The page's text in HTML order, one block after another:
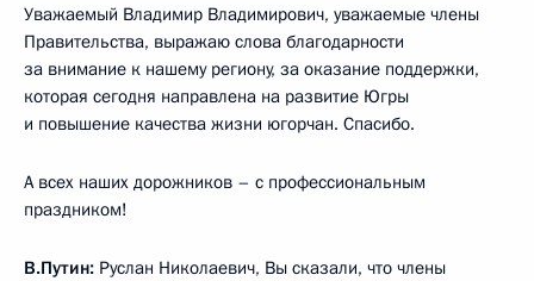
Уважаемый Владимир Владимирович, уважаемые члены
Правительства, выражаю слова благодарности
за внимание к нашему региону, за оказание поддержки,
которая сегодня направлена на развитие Югры
и повышение качества жизни югорчан. Спасибо.
А всех наших дорожников – с профессиональным
праздником!
В.Путин: Руслан Николаевич, Вы сказали, что члены